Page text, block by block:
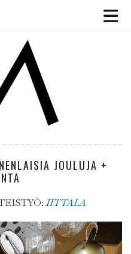
JOULUJA +
IITTALA